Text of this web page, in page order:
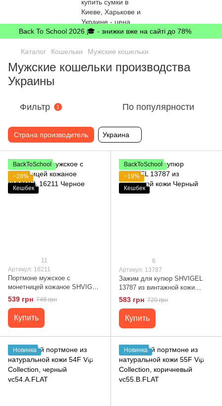
Back To School 2026 🎓 - знижки вже на сайті до 78%
Каталог Кошельки Мужские кошельки
Мужские кошельки производства
Украины
Фильтр 1 По популярности
Страна производитель Украина
BackToSchool
−28%
Кешбек
11
Артикул: 16211
Портмоне мужское с
монетницей кожаное SHVIGEL
16211 Черное
539 грн 748 грн
Купить
BackToSchool
−19%
Кешбек
6
Артикул: 13787
Зажим для купюр SHVIGEL
13787 из винтажной кожи
Черный
583 грн 720 грн
Купить
Новинка Новинка